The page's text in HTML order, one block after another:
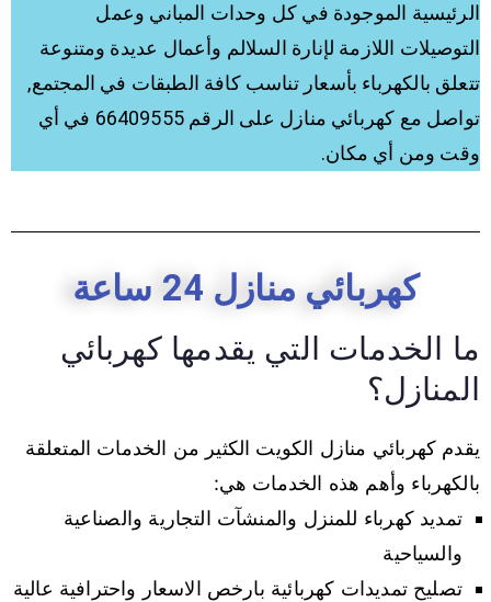
الرئيسية الموجودة في كل وحدات المباني وعمل
التوصيلات اللازمة لإنارة السلالم وأعمال عديدة ومتنوعة
تتعلق بالكهرباء بأسعار تناسب كافة الطبقات في المجتمع,
تواصل مع كهربائي منازل على الرقم 66409555 في أي
وقت ومن أي مكان.
كهربائي منازل 24 ساعة
ما الخدمات التي يقدمها كهربائي
المنازل؟
يقدم كهربائي منازل الكويت الكثير من الخدمات المتعلقة
بالكهرباء وأهم هذه الخدمات هي:
تمديد كهرباء للمنزل والمنشآت التجارية والصناعية
والسياحية
تصليح تمديدات كهربائية بارخص الاسعار واحترافية عالية